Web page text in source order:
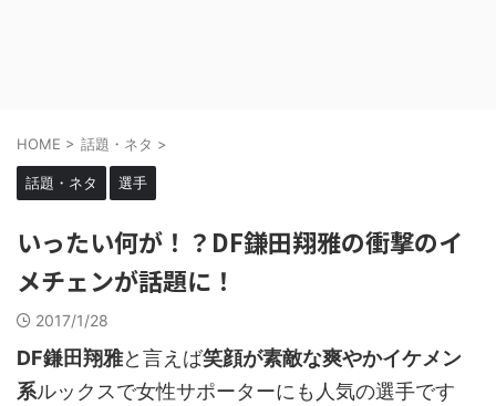
HOME > 話題・ネタ >
話題・ネタ 選手
いったい何が！？DF鎌田翔雅の衝撃のイ
メチェンが話題に！
2017/1/28
DF鎌田翔雅と言えば笑顔が素敵な爽やかイケメン
系ルックスで女性サポーターにも人気の選手です